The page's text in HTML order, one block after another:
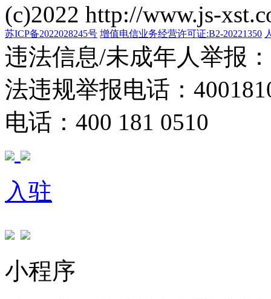
(c)2022 http://www.js-
苏ICP备2022028245号 增值电信业务经营许可证:B2-20221350
违法信息/未成年人举报
法违规举报电话：
电话：400 181 0510
入驻
小程序